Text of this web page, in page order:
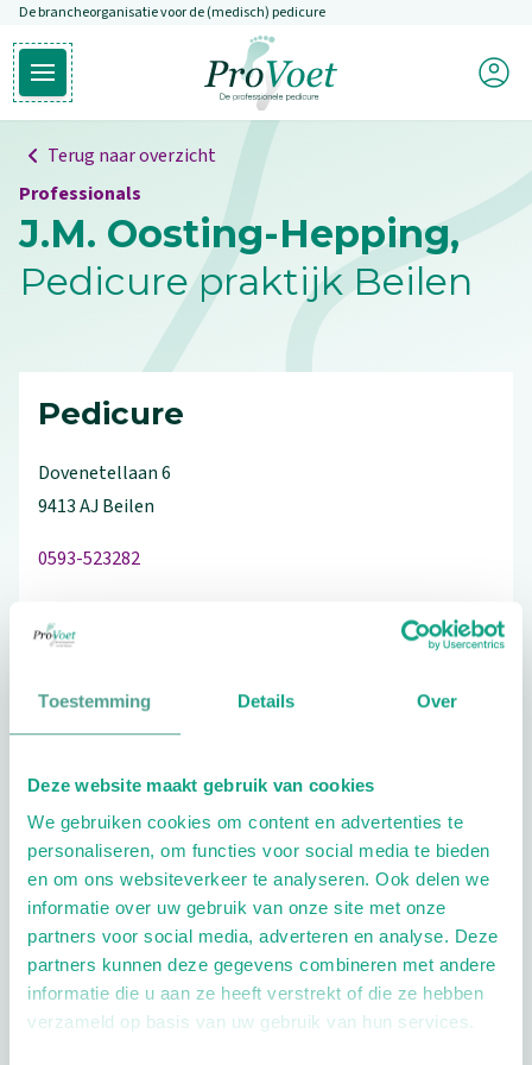
Toestemming Details Over
Deze website maakt gebruik van cookies
We gebruiken cookies om content en advertenties te
personaliseren, om functies voor social media te bieden
en om ons websiteverkeer te analyseren. Ook delen we
informatie over uw gebruik van onze site met onze
partners voor social media, adverteren en analyse. Deze
partners kunnen deze gegevens combineren met andere
informatie die u aan ze heeft verstrekt of die ze hebben
verzameld op basis van uw gebruik van hun services.
Overslaan en naar de inhoud gaan
De brancheorganisatie voor de (medisch) pedicure
Open hoofdmenu
Ga naar de homepagina
Mijn
Terug naar overzicht
Professionals
J.M. Oosting-Hepping,
Pedicure praktijk Beilen
Pedicure
Dovenetellaan6
9413 AJBeilen
0593-523282
Extra opties
Openingstijden